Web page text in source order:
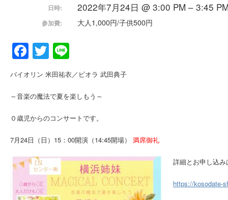
日時: 2022年7月24日 @ 3:00 PM – 3:45
参加費: 大人1,000円/子供500円
Facebook
Twitter
バイオリン 米田祐衣／ビオラ 武田典子
～音楽の魔法で夏を楽しもう～
０歳児からのコンサートです。
7月24日（日）15：00開演（14:45開場） 満席御礼
詳細とお申し込
https://kosodate-